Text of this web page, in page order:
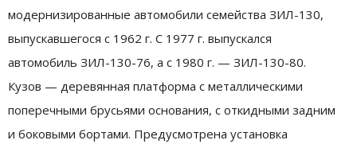
модернизированные автомобили семейства ЗИЛ-130,
выпускавшегося с 1962 г. С 1977 г. выпускался
автомобиль ЗИЛ-130-76, а с 1980 г. — ЗИЛ-130-80.
Кузов — деревянная платформа с металлическими
поперечными брусьями основания, с откидными задним
и боковыми бортами. Предусмотрена установка